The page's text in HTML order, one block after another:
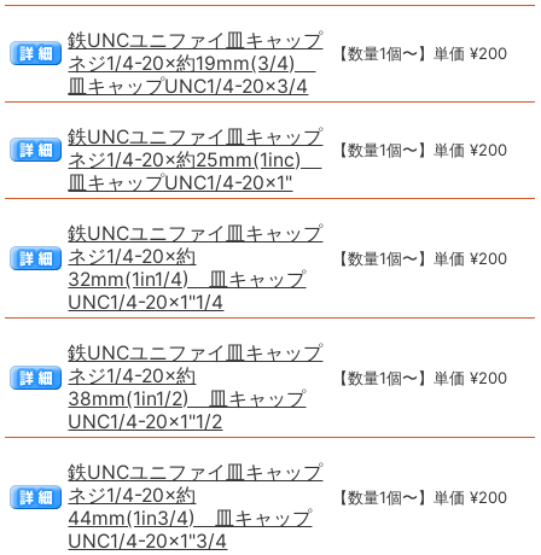
鉄UNCユニファイ皿キャップ
ネジ1/4-20×約19mm(3/4)
皿キャップUNC1/4-20×3/4
【数量1個〜】単価 ¥200
鉄UNCユニファイ皿キャップ
ネジ1/4-20×約25mm(1inc)
皿キャップUNC1/4-20×1"
【数量1個〜】単価 ¥200
鉄UNCユニファイ皿キャップ
ネジ1/4-20×約
32mm(1in1/4) 皿キャップ
UNC1/4-20×1"1/4
【数量1個〜】単価 ¥200
鉄UNCユニファイ皿キャップ
ネジ1/4-20×約
38mm(1in1/2) 皿キャップ
UNC1/4-20×1"1/2
【数量1個〜】単価 ¥200
鉄UNCユニファイ皿キャップ
ネジ1/4-20×約
44mm(1in3/4) 皿キャップ
UNC1/4-20×1"3/4
【数量1個〜】単価 ¥200